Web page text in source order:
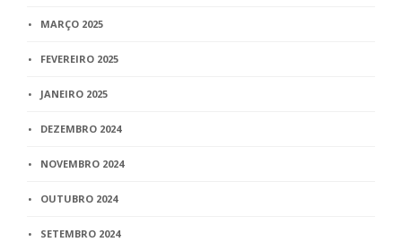
MARÇO 2025
FEVEREIRO 2025
JANEIRO 2025
DEZEMBRO 2024
NOVEMBRO 2024
OUTUBRO 2024
SETEMBRO 2024